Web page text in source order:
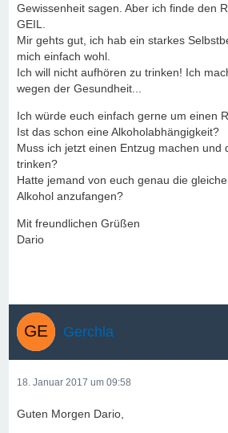
Gewissenheit sagen. Aber ich finde den
GEIL.
Mir gehts gut, ich hab ein starkes
mich einfach wohl.
Ich will nicht aufhören zu trinken! Ich
wegen der Gesundheit...
Ich würde euch einfach gerne um einen
Ist das schon eine Alkoholabhängigkeit?
Muss ich jetzt einen Entzug machen und
trinken?
Hatte jemand von euch genau die
Alkohol anzufangen?
Mit freundlichen Grüßen
Dario
Gerchla
18. Januar 2017 um 09:58
Guten Morgen Dario,